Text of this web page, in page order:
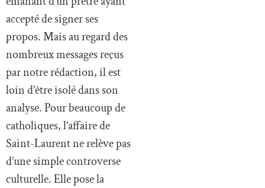
accepté de signer ses
propos. Mais au regard des
nombreux messages reçus
par notre rédaction, il est
loin d’être isolé dans son
analyse. Pour beaucoup de
catholiques, l’affaire de
Saint-Laurent ne relève pas
d’une simple controverse
culturelle. Elle pose la